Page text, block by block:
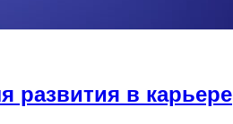
развития в карьере